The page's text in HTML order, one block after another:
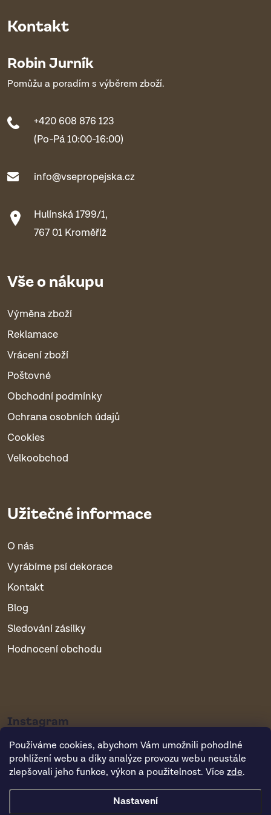
Používáme cookies, abychom Vám umožnili pohodlné
prohlížení webu a díky analýze provozu webu neustále
zlepšovali jeho funkce, výkon a použitelnost. Více zde.
Nastavení
Kontakt
Robin Jurník
Pomůžu a poradím s výběrem zboží.
+420 608 876 123
(Po-Pá 10:00-16:00)
info@vsepropejska.cz
Hulínská 1799/1,
767 01 Kroměříž
Vše o nákupu
Výměna zboží
Reklamace
Vrácení zboží
Poštovné
Obchodní podmínky
Ochrana osobních údajů
Cookies
Velkoobchod
Užitečné informace
O nás
Vyrábíme psí dekorace
Kontakt
Blog
Sledování zásilky
Hodnocení obchodu
Instagram